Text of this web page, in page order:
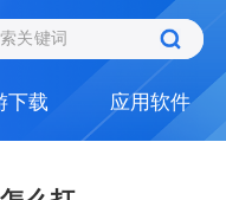
下载 应用软件